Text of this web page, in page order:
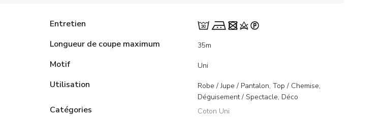
Entretien
Longueur de coupe maximum
35m
Motif Uni
Utilisation
Robe / Jupe / Pantalon, Top / Chemise,
Déguisement / Spectacle, Déco
Catégories Coton Uni